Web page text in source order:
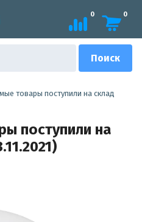
0 0
товары поступили на склад
поступили на